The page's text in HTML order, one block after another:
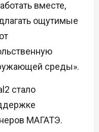
вместе,
ощутимые
среды».
стало
МАГАТЭ.